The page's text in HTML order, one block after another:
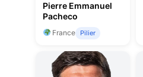
Pierre Emmanuel
Pacheco
France Pilier